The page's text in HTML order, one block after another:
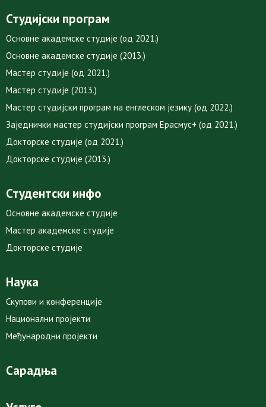
Студијски програм
Основне академске студије (од 2021.)
Основне академске студије (2013.)
Мастер студије (од 2021.)
Мастер студије (2013.)
Мастер студијски програм на енглеском језику (од 2022.)
Заједнички мастер студијски програм Ерасмус+ (од 2021.)
Докторске студије (од 2021.)
Докторске студије (2013.)
Студентски инфо
Основне академске студије
Мастер академске студије
Докторске студије
Наука
Скупови и конференције
Национални пројекти
Међународни пројекти
Сарадња